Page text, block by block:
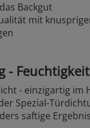
Backgut
mit
-
- einzigartig
Spezial-
saftige